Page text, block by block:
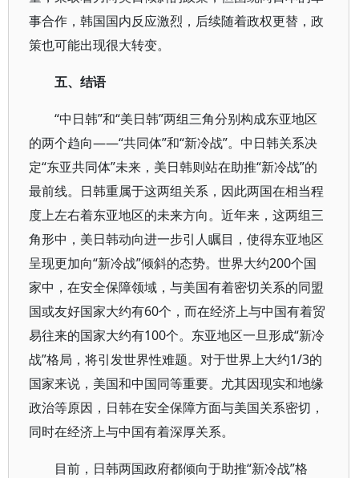
事合作，韩国国内反应激烈，后续随着政权更替，政
策也可能出现很大转变。
五、结语
“中日韩”和“美日韩”两组三角分别构成东亚地区
的两个趋向——“共同体”和“新冷战”。中日韩关系决
定“东亚共同体”未来，美日韩则站在助推“新冷战”的
最前线。日韩重属于这两组关系，因此两国在相当程
度上左右着东亚地区的未来方向。近年来，这两组三
角形中，美日韩动向进一步引人瞩目，使得东亚地区
呈现更加向“新冷战”倾斜的态势。世界大约200个国
家中，在安全保障领域，与美国有着密切关系的同盟
国或友好国家大约有60个，而在经济上与中国有着贸
易往来的国家大约有100个。东亚地区一旦形成“新冷
战”格局，将引发世界性难题。对于世界上大约1/3的
国家来说，美国和中国同等重要。尤其因现实和地缘
政治等原因，日韩在安全保障方面与美国关系密切，
同时在经济上与中国有着深厚关系。
目前，日韩两国政府都倾向于助推“新冷战”格